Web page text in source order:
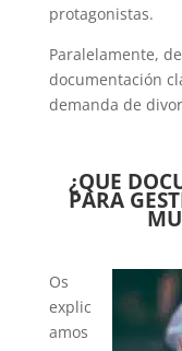
protagonistas.
Paralelamente,
documentación
demanda de
¿QUE
PARA
Os
explic
amos